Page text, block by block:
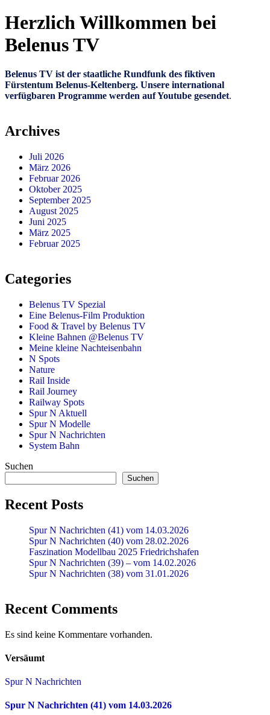
Herzlich Willkommen bei
Belenus TV
Belenus TV ist der staatliche Rundfunk des fiktiven
Fürstentum Belenus-Keltenberg. Unsere international
verfügbaren Programme werden auf Youtube gesendet.
Archives
Juli 2026
März 2026
Februar 2026
Oktober 2025
September 2025
August 2025
Juni 2025
März 2025
Februar 2025
Categories
Belenus TV Spezial
Eine Belenus-Film Produktion
Food & Travel by Belenus TV
Kleine Bahnen @Belenus TV
Meine kleine Nachteisenbahn
N Spots
Nature
Rail Inside
Rail Journey
Railway Spots
Spur N Aktuell
Spur N Modelle
Spur N Nachrichten
System Bahn
Suchen
Suchen
Recent Posts
Spur N Nachrichten (41) vom 14.03.2026
Spur N Nachrichten (40) vom 28.02.2026
Faszination Modellbau 2025 Friedrichshafen
Spur N Nachrichten (39) – vom 14.02.2026
Spur N Nachrichten (38) vom 31.01.2026
Recent Comments
Es sind keine Kommentare vorhanden.
Versäumt
Spur N Nachrichten
Spur N Nachrichten (41) vom 14.03.2026